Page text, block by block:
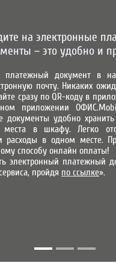
СЕТЯХ
"ГОРОД"
Ахметовна
Наталья Алексеевна
на электронные
– это удобно и
платежный документ в
почту. Никаких
сразу по QR-коду в
приложении
документы удобно
места в шкафу. Легко
расходы в одном месте.
способу онлайн оплаты!
электронный платежный
пройдя по ссылке».